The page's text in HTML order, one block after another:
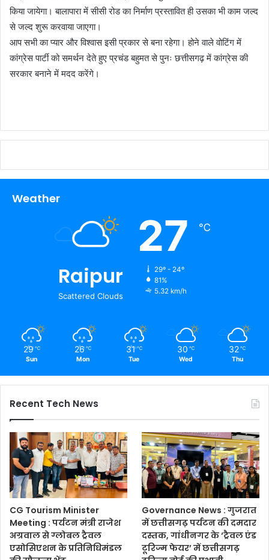
किया जायेगा। बालापारा में सीसी रोड का निर्माण प्रस्तावित ही उसका भी काम जल्द
से जल्द शुरू करवाया जाएगा।
आप सभी का प्यार और विश्वास इसी प्रकार से बना रहेगा। होने वाले वोटिंग में
कांग्रेस पार्टी को समर्थन देते हुए प्रचंड बहुमत से पुनः छत्तीसगढ़ में कांग्रेस की
सरकार बनाने में मदद करेंगे।
Weather
Raipur
Scattered Clouds
27 ℃
29º - 24º
81%
5.32 km/h
29 ℃
Sun
26 ℃
Mon
31 ℃
Tue
30 ℃
Wed
32 ℃
Thu
Recent Tech News
CG Tourism Minister
Meeting : पर्यटन मंत्री राजेश
अग्रवाल से ग्लोबल ट्रैवल
एसोसिएशन के प्रतिनिधिमंडल
Governance News : गुजरात
में छत्तीसगढ़ पर्यटन की दमदार
दस्तक, गांधीनगर के ‘ट्रैवल एंड
टूरिज्म फेयर’ में छत्तीसगढ़